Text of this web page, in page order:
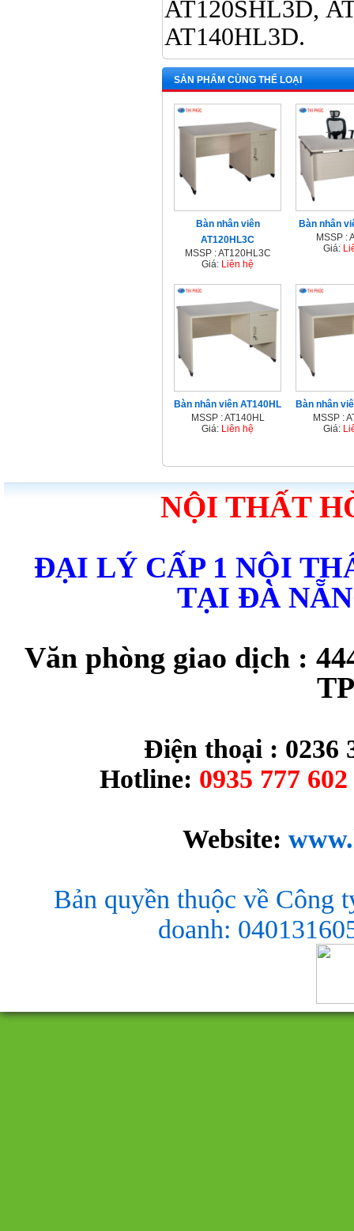
AT120SHL3D,
SẢN PHẨM CÙNG THỂ LOẠI
Bàn nhân viên
AT120HL3C
MSSP : AT120HL3C
Giá: Liên hệ
Bàn nhân
MSSP :
Giá:
Bàn nhân viên AT140HL
MSSP : AT140HL
Giá: Liên hệ
Bàn nhân
MSSP :
Giá:
NỘI THẤT
ĐẠI LÝ CẤP 1 NỘI
TẠI ĐÀ
Văn phòng giao dịch :
Điện thoại : 0236
Hotline: 0935 777
Website:
Bản quyền thuộc về Công
doanh: